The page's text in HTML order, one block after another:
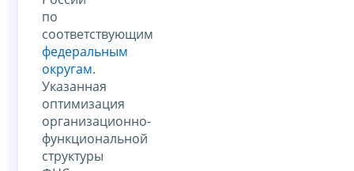
по
соответствующим
федеральным
округам.
Указанная
оптимизация
организационно-
функциональной
структуры